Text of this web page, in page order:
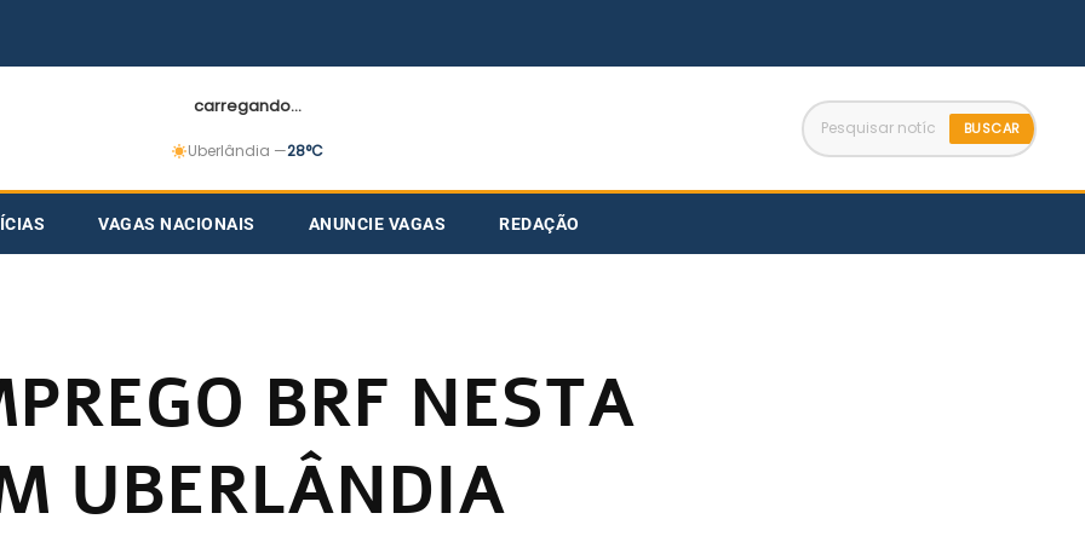
carregando...
Uberlândia —28°C
BUSCAR
VAGAS NACIONAIS ANUNCIE VAGAS REDAÇÃO
BRF NESTA
UBERLÂNDIA